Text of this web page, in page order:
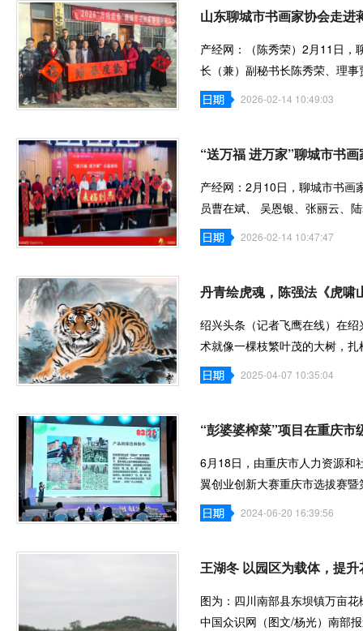
山东聊城市书画家协会走进
产经网：（陈秀荣）2月11日，
长（兼）副秘书长陈秀荣、理
云等走进蒋官2026-02-14 10:49:03
“送万福 进万家”聊城市书
产经网：2月10日，聊城市书画
员曹在斌、 吴恩银、张丽云、
文化，营造欢2026-02-14 10:47:47
丹青绘虎魂，陈强法《虎啸
绍兴头条（记者飞鹰在线）在
术就像一棵枝繁叶茂的大树，
绍兴书画协2025-04-07 10:35:04
“彭婆婆榨菜”项目在重庆
6月18日，由重庆市人力资源和
翼创业创新大赛重庆市选拔赛
功举办。在此2024-06-20 16:39:56
王湖冬 以园区为载体，提
图为：四川南部县东坝镇万亩
中国众识网（图文/杨光）南部